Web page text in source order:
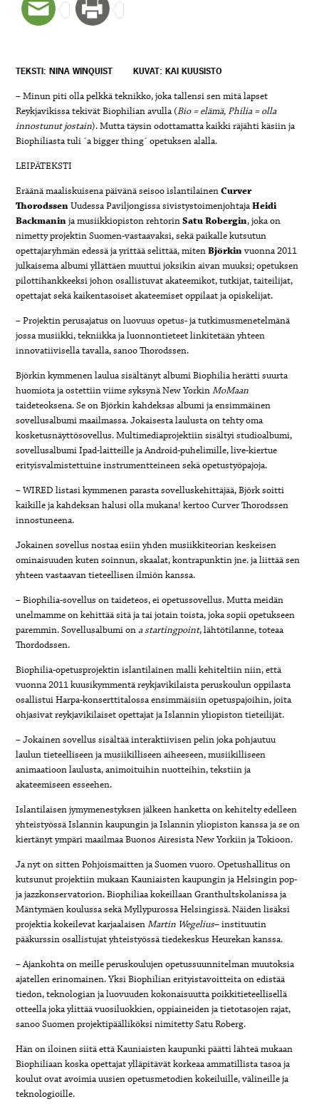
TEKSTI: NINA WINQUIST KUVAT: KAI KUUSISTO
– Minun piti olla pelkkä teknikko, joka tallensi sen mitä lapset
Reykjavikissa tekivät Biophilian avulla (Bio = elämä, Philia = olla
innostunut jostain). Mutta täysin odottamatta kaikki räjähti käsiin ja
Biophiliasta tuli ´a bigger thing´ opetuksen alalla.
LEIPÄTEKSTI
Eräänä maaliskuisena päivänä seisoo islantilainenCurver
ThorodssenUudessa Paviljongissa sivistystoimenjohtajaHeidi
Backmaninja musiikkiopiston rehtorinSatu Robergin, joka on
nimetty projektin Suomen-vastaavaksi, sekä paikalle kutsutun
opettajaryhmän edessä ja yrittää selittää, mitenBjörkinvuonna 2011
julkaisema albumi yllättäen muuttui joksikin aivan muuksi; opetuksen
pilottihankkeeksi johon osallistuvat akateemikot, tutkijat, taiteilijat,
opettajat sekä kaikentasoiset akateemiset oppilaat ja opiskelijat.
– Projektin perusajatus on luovuus opetus- ja tutkimusmenetelmänä
jossa musiikki, tekniikka ja luonnontieteet linkitetään yhteen
innovatiivisella tavalla, sanoo Thorodssen.
Björkin kymmenen laulua sisältänyt albumi Biophilia herätti suurta
huomiota ja ostettiin viime syksynä New YorkinMoMaan
taideteoksena. Se on Björkin kahdeksas albumi ja ensimmäinen
sovellusalbumi maailmassa. Jokaisesta laulusta on tehty oma
kosketusnäyttösovellus. Multimediaprojektiin sisältyi studioalbumi,
sovellusalbumi Ipad-laitteille ja Android-puhelimille, live-kiertue
erityisvalmistettuine instrumentteineen sekä opetustyöpajoja.
– WIRED listasi kymmenen parasta sovelluskehittäjää, Björk soitti
kaikille ja kahdeksan halusi olla mukana! kertoo Curver Thorodssen
innostuneena.
Jokainen sovellus nostaa esiin yhden musiikkiteorian keskeisen
ominaisuuden kuten soinnun, skaalat, kontrapunktin jne. ja liittää sen
yhteen vastaavan tieteellisen ilmiön kanssa.
– Biophilia-sovellus on taideteos, ei opetussovellus. Mutta meidän
unelmamme on kehittää sitä ja tai jotain toista, joka sopii opetukseen
paremmin. Sovellusalbumi ona startingpoint, lähtötilanne, toteaa
Thordodssen.
Biophilia-opetusprojektin islantilainen malli kehiteltiin niin, että
vuonna 2011 kuusikymmentä reykjavikilaista peruskoulun oppilasta
osallistui Harpa-konserttitalossa ensimmäisiin opetuspajoihin, joita
ohjasivat reykjavikilaiset opettajat ja Islannin yliopiston tieteilijät.
– Jokainen sovellus sisältää interaktiivisen pelin joka pohjautuu
laulun tieteelliseen ja musiikilliseen aiheeseen, musiikilliseen
animaatioon laulusta, animoituihin nuotteihin, tekstiin ja
akateemiseen esseehen.
Islantilaisen jymymenestyksen jälkeen hanketta on kehitelty edelleen
yhteistyössä Islannin kaupungin ja Islannin yliopiston kanssa ja se on
kiertänyt ympäri maailmaa Buonos Airesista New Yorkiin ja Tokioon.
Ja nyt on sitten Pohjoismaitten ja Suomen vuoro. Opetushallitus on
kutsunut projektiin mukaan Kauniaisten kaupungin ja Helsingin pop-
ja jazzkonservatorion. Biophiliaa kokeillaan Granthultskolanissa ja
Mäntymäen koulussa sekä Myllypurossa Helsingissä. Näiden lisäksi
projektia kokeilevat karjaalaisenMartin Wegelius– instituutin
pääkurssin osallistujat yhteistyössä tiedekeskus Heurekan kanssa.
– Ajankohta on meille peruskoulujen opetussuunnitelman muutoksia
ajatellen erinomainen. Yksi Biophilian erityistavoitteita on edistää
tiedon, teknologian ja luovuuden kokonaisuutta poikkitieteellisellä
otteella joka ylittää vuosiluokkien, oppiaineiden ja tietotasojen rajat,
sanoo Suomen projektipäälliköksi nimitetty Satu Roberg.
Hän on iloinen siitä että Kauniaisten kaupunki päätti lähteä mukaan
Biophiliaan koska opettajat ylläpitävät korkeaa ammatillista tasoa ja
koulut ovat avoimia uusien opetusmetodien kokeiluille, välineille ja
teknologioille.